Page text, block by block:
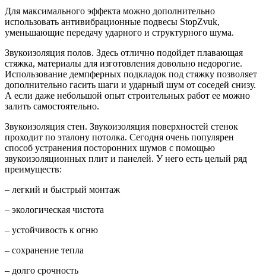
Для максимального эффекта можно дополнительно
использовать антивибрационные подвесы StopZvuk,
уменьшающие передачу ударного и структурного шума.
Звукоизоляция полов. Здесь отлично подойдет плавающая
стяжка, материалы для изготовления довольно недорогие.
Использование демпферных подкладок под стяжку позволяет
дополнительно гасить шаги и ударный шум от соседей снизу.
А если даже небольшой опыт строительных работ ее можно
залить самостоятельно.
Звукоизоляция стен. Звукоизоляция поверхностей стенок
проходит по эталону потолка. Сегодня очень популярен
способ устранения посторонних шумов с помощью
звукоизоляционных плит и панелей. У него есть целый ряд
преимуществ:
– легкий и быстрый монтаж
– экологическая чистота
– устойчивость к огню
– сохранение тепла
– долго срочность